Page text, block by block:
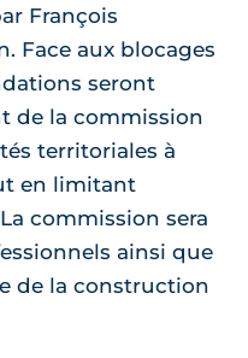
François
Face aux blocages
seront
de la commission
territoriales à
en limitant
commission sera
ainsi que
de la construction